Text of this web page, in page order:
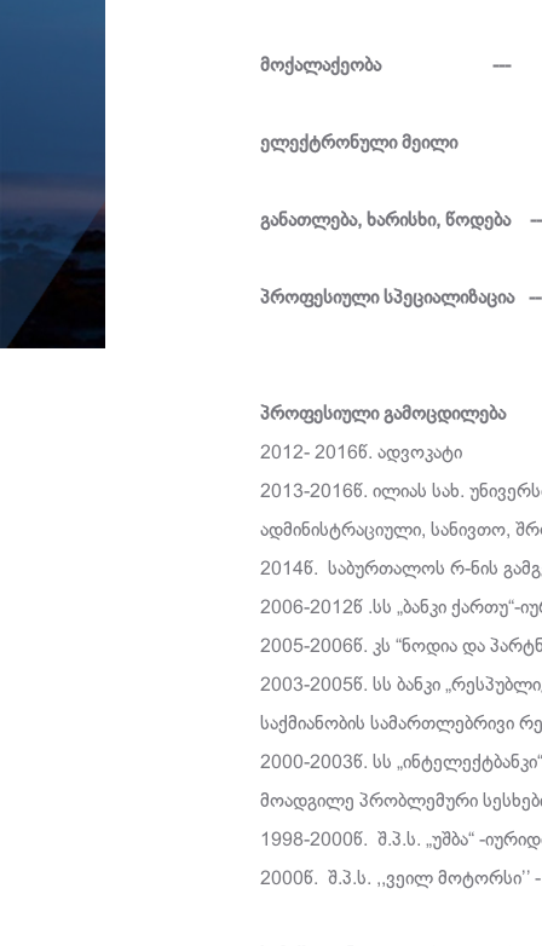
მოქალაქეობა
ელექტრონული მეილი
განათლება, ხარისხი, წოდება
პროფესიული სპეციალიზაცია
პროფესიული გამოცდილება
2012- 2016წ. ადვოკატი
2013-2016წ. ილიას სახ.
ადმინისტრაციული, სანივთო,
2014წ. საბურთალოს რ-ნის
2006-2012წ .სს „ბანკი
2005-2006წ. კს “ნოდია და
2003-2005წ. სს ბანკი
საქმიანობის სამართლებრივი
2000-2003წ. სს
მოადგილე პრობლემური
1998-2000წ. შ.პ.ს. „უშბა“ -
2000წ. შ.პ.ს. ,,ვეილ მოტორსი’’ -